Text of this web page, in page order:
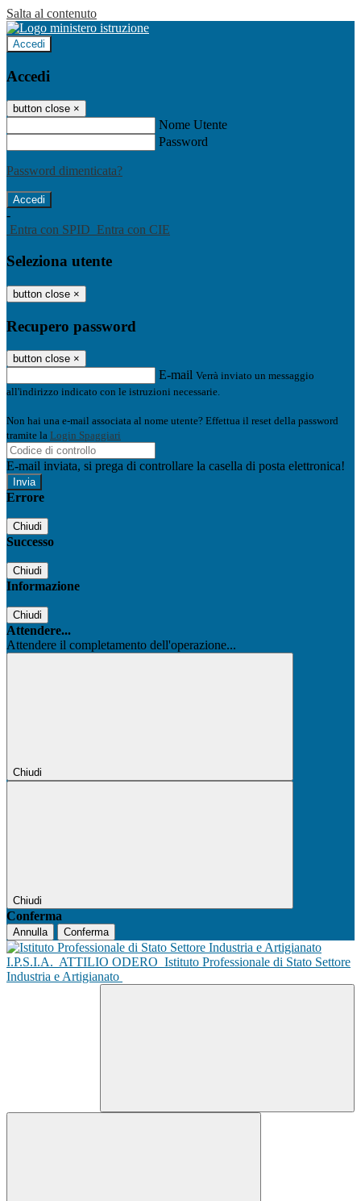
Salta al contenuto
Accedi
Accedi
button close ×
Nome Utente
Password
Password dimenticata?
-
Entra con SPID Entra con CIE
Seleziona utente
button close ×
Recupero password
button close ×
E-mail Verrà inviato un messaggio
all'indirizzo indicato con le istruzioni necessarie.
Non hai una e-mail associata al nome utente? Effettua il reset della password
tramite la Login Spaggiari
E-mail inviata, si prega di controllare la casella di posta elettronica!
Errore
Chiudi
Successo
Chiudi
Informazione
Chiudi
Attendere...
Attendere il completamento dell'operazione...
Chiudi
Chiudi
Conferma
Annulla Conferma
I.P.S.I.A. ATTILIO ODERO Istituto Professionale di Stato Settore
Industria e Artigianato